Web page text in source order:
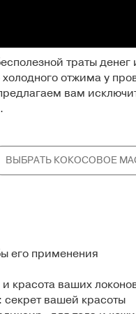
траты
холодного отжимау
вам
ВЫБРАТЬ КОКОСОВОЕ
его применения
красота ваших
секрет вашей красоты